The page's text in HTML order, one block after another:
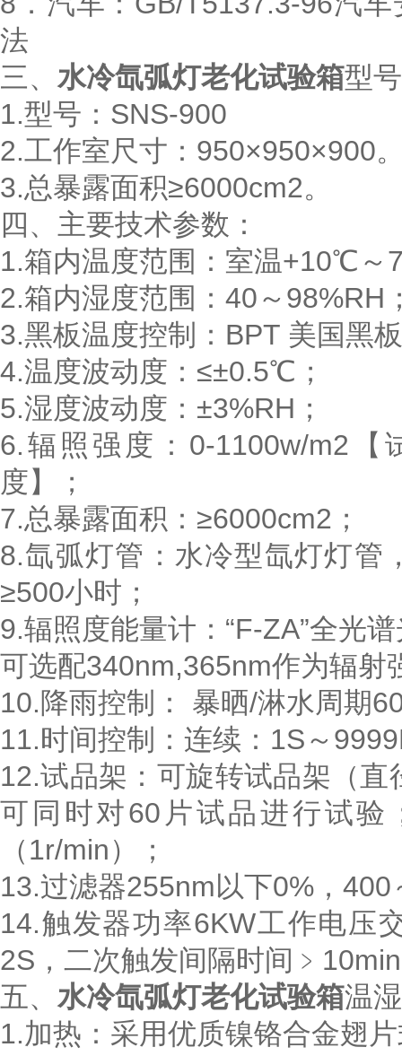
法
三、 水冷氙弧灯老化试验箱型
1.型号：SNS-900
2.工作室尺寸：950×950×900
3.总暴露面积≥6000cm2。
四、主要技术参数：
1.箱内温度范围：室温+10℃
2.箱内湿度范围：40～98%RH
3.黑板温度控制：BPT 美国黑
4.温度波动度：≤±0.5℃；
5.湿度波动度：±3%RH；
6.辐照强度：0-1100w/m2
度】；
7.总暴露面积：≥6000cm2；
8.氙弧灯管：水冷型氙灯灯管
≥500小时；
9.辐照度能量计：“F-ZA”全光
可选配340nm,365nm作为辐射
10.降雨控制： 暴晒/淋水周期
11.时间控制：连续：1S～
12.试品架：可旋转试品架（
可同时对60片试品进行试
（1r/min）；
13.过滤器255nm以下0%，
14.触发器功率6KW工作电压
2S，二次触发间隔时间
五、 水冷氙弧灯老化试验箱温
1.加热：采用优质镍铬合金翅